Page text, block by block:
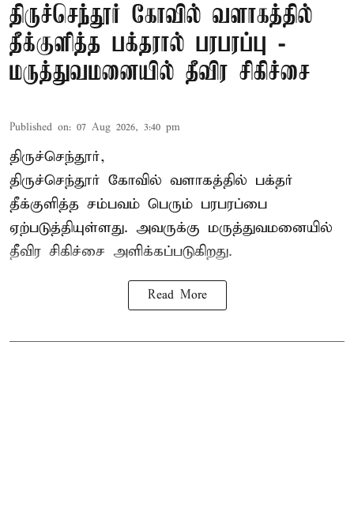
திருச்செந்தூர் கோவில் வளாகத்தில்
தீக்குளித்த பக்தரால் பரபரப்பு -
மருத்துவமனையில் தீவிர சிகிச்சை
Published on: 07 Aug 2026, 3:40 pm
திருச்செந்தூர்,
திருச்செந்தூர் கோவில் வளாகத்தில் பக்தர்
தீக்குளித்த சம்பவம் பெரும் பரபரப்பை
ஏற்படுத்தியுள்ளது. அவருக்கு மருத்துவமனையில்
தீவிர சிகிச்சை அளிக்கப்படுகிறது.
Read More